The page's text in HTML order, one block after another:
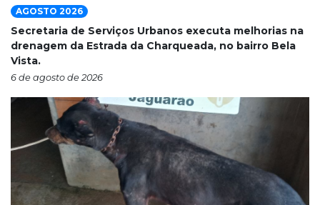
AGOSTO 2026
Secretaria de Serviços Urbanos executa melhorias na
drenagem da Estrada da Charqueada, no bairro Bela
Vista.
6 de agosto de 2026